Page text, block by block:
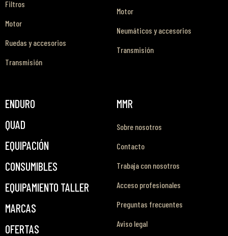
Filtros
Motor
Ruedas y accesorios
Transmisión
Motor
Neumáticos y accesorios
Transmisión
ENDURO
QUAD
EQUIPACIÓN
CONSUMIBLES
EQUIPAMIENTO TALLER
MARCAS
OFERTAS
MMR
Sobre nosotros
Contacto
Trabaja con nosotros
Acceso profesionales
Preguntas frecuentes
Aviso legal